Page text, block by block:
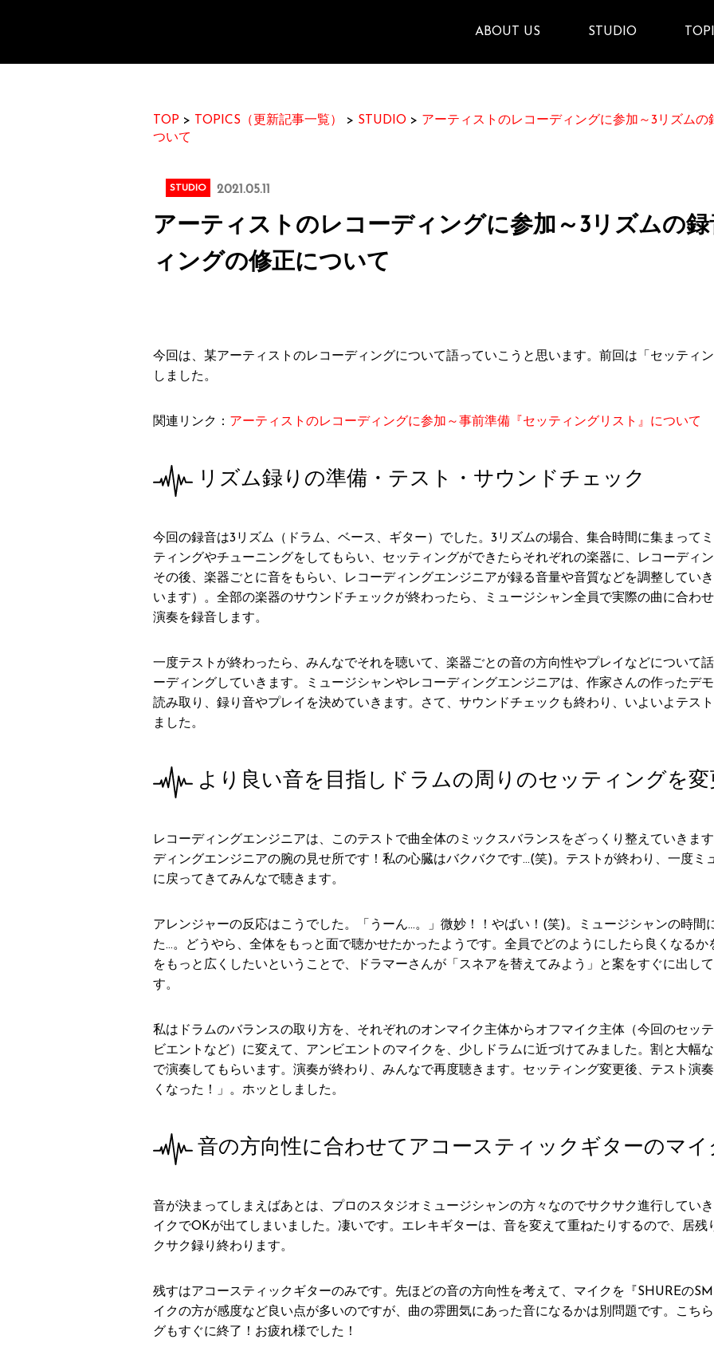
ABOUT US STUDIO
TOP > TOPICS（更新記事一覧） > STUDIO > アーティストのレコーディングに参加～3リズム
ついて
STUDIO 2021.05.11
アーティストのレコーディングに参加～3リズムの
ィングの修正について
今回は、某アーティストのレコーディングについて語っていこうと思います。前回は「セッティ
しました。
関連リンク： アーティストのレコーディングに参加～事前準備『セッティングリスト』について
リズム録りの準備・テスト・サウンドチェック
今回の録音は3リズム（ドラム、ベース、ギター）でした。3リズムの場合、集合時間に集まって
ティングやチューニングをしてもらい、セッティングができたらそれぞれの楽器に、レコーディ
その後、楽器ごとに音をもらい、レコーディングエンジニアが録る音量や音質などを調整してい
います）。全部の楽器のサウンドチェックが終わったら、ミュージシャン全員で実際の曲に合わ
演奏を録音します。
一度テストが終わったら、みんなでそれを聴いて、楽器ごとの音の方向性やプレイなどについて
ーディングしていきます。ミュージシャンやレコーディングエンジニアは、作家さんの作ったデ
読み取り、録り音やプレイを決めていきます。さて、サウンドチェックも終わり、いよいよテス
ました。
より良い音を目指しドラムの周りのセッティングを変
レコーディングエンジニアは、このテストで曲全体のミックスバランスをざっくり整えていきま
ディングエンジニアの腕の見せ所です！私の心臓はバクバクです…(笑)。テストが終わり、一度ミ
に戻ってきてみんなで聴きます。
アレンジャーの反応はこうでした。「うーん…。」微妙！！やばい！(笑)。ミュージシャンの時間
た…。どうやら、全体をもっと面で聴かせたかったようです。全員でどのようにしたら良くなる
をもっと広くしたいということで、ドラマーさんが「スネアを替えてみよう」と案をすぐに出し
す。
私はドラムのバランスの取り方を、それぞれのオンマイク主体からオフマイク主体（今回のセッ
ビエントなど）に変えて、アンビエントのマイクを、少しドラムに近づけてみました。割と大幅
で演奏してもらいます。演奏が終わり、みんなで再度聴きます。セッティング変更後、テスト演
くなった！」。ホッとしました。
音の方向性に合わせてアコースティックギターのマイ
音が決まってしまえばあとは、プロのスタジオミュージシャンの方々なのでサクサク進行してい
イクでOKが出てしまいました。凄いです。エレキギターは、音を変えて重ねたりするので、居
クサク録り終わります。
残すはアコースティックギターのみです。先ほどの音の方向性を考えて、マイクを『SHUREの
イクの方が感度など良い点が多いのですが、曲の雰囲気にあった音になるかは別問題です。こち
グもすぐに終了！お疲れ様でした！